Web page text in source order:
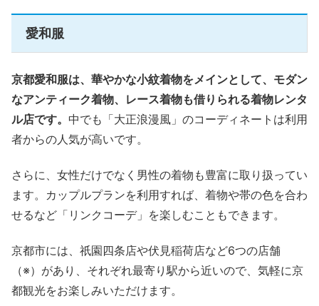
愛和服
京都愛和服は、華やかな小紋着物をメインとして、モダン
なアンティーク着物、レース着物も借りられる着物レンタ
ル店です。 中でも「大正浪漫風」のコーディネートは利用
者からの人気が高いです。
さらに、女性だけでなく男性の着物も豊富に取り扱ってい
ます。カップルプランを利用すれば、着物や帯の色を合わ
せるなど「リンクコーデ」を楽しむこともできます。
京都市には、祇園四条店や伏見稲荷店など6つの店舗
（※）があり、それぞれ最寄り駅から近いので、気軽に京
都観光をお楽しみいただけます。